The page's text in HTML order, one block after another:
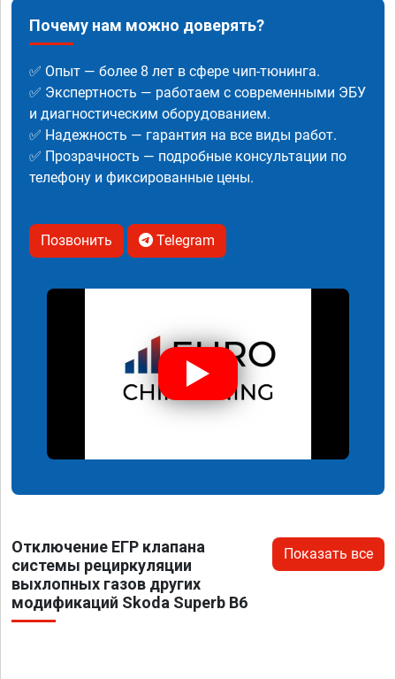
Почему нам можно доверять?
✅ Опыт — более 8 лет в сфере чип-тюнинга.
✅ Экспертность — работаем с современными ЭБУ
и диагностическим оборудованием.
✅ Надежность — гарантия на все виды работ.
✅ Прозрачность — подробные консультации по
телефону и фиксированные цены.
Позвонить Telegram
Отключение ЕГР клапана
системы рециркуляции
выхлопных газов других
модификаций Skoda Superb B6
Показать все